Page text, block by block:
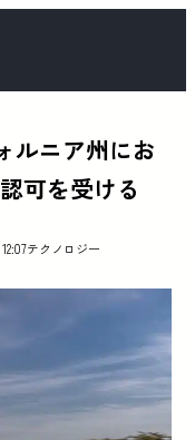
ルニア州にお
可を受ける
テクノロジー